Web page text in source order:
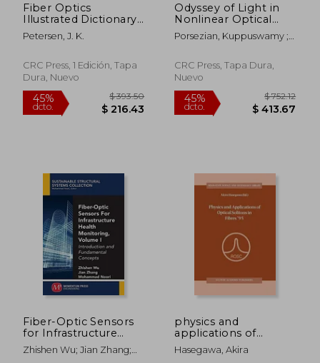
Fiber Optics
Illustrated Dictionary
(en Inglés)
Petersen, J. K.
CRC Press, 1 Edición, Tapa
Dura, Nuevo
45%
Odyssey of Light in
Nonlinear Optical
Fibers: Theory and
Applications (en
Porsezian, Kuppuswamy ;
CRC Press, Tapa Dura,
Nuevo
45%
Fiber-Optic Sensors
for Infrastructure
Health Monitoring,
Volume i:
Zhishen Wu; Jian Zhang;
physics and
applications of
optical solitons in
fibres 95:
Hasegawa, Akira